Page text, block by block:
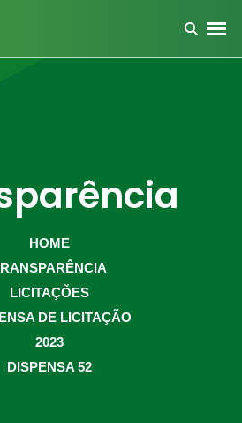
HOME
LICITAÇÕES
DE LICITAÇÃO
2023
DISPENSA 52